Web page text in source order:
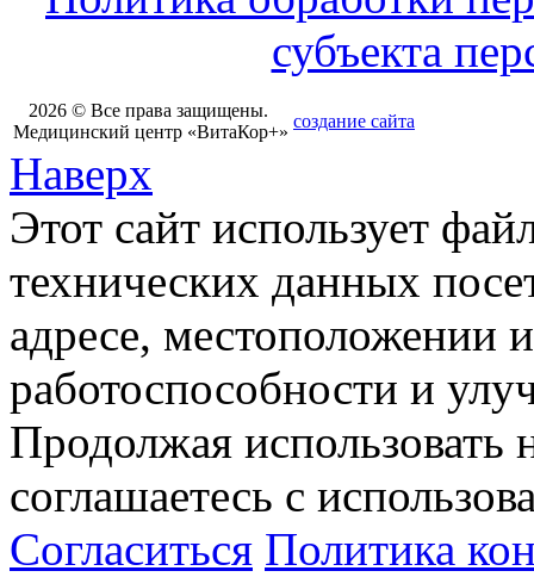
субъекта
2026 © Все права защищены.
Медицинский центр «ВитаКор+»
создание сайта
Наверх
Этот сайт использует
технических данных
адресе, местоположении
работоспособности и
Продолжая использовать
соглашаетесь с
Согласиться Политика